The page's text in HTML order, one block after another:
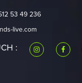
53 49 236
live.com
: